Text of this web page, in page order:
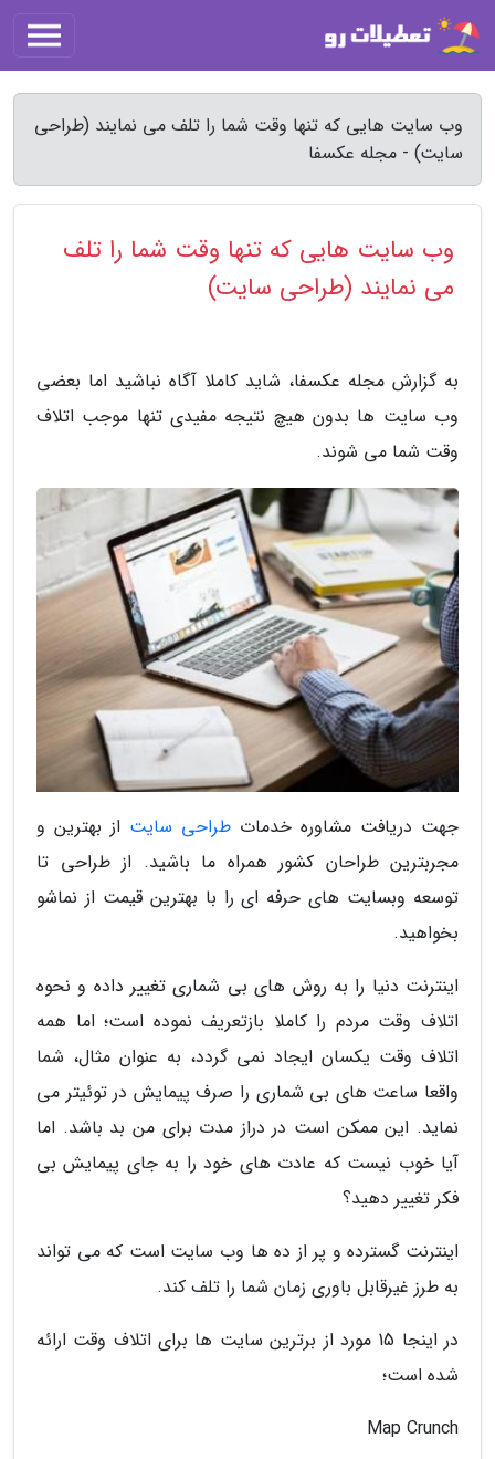
وب سایت هایی که تنها وقت شما را تلف می نمایند (طراحی
سایت) - مجله عکسفا
وب سایت هایی که تنها وقت شما را تلف
می نمایند (طراحی سایت)
به گزارش مجله عکسفا، شاید کاملا آگاه نباشید اما بعضی
وب سایت ها بدون هیچ نتیجه مفیدی تنها موجب اتلاف
وقت شما می شوند.
جهت دریافت مشاوره خدمات طراحی سایت از بهترین و
مجربترین طراحان کشور همراه ما باشید. از طراحی تا
توسعه وبسایت های حرفه ای را با بهترین قیمت از نماشو
بخواهید.
اینترنت دنیا را به روش های بی شماری تغییر داده و نحوه
اتلاف وقت مردم را کاملا بازتعریف نموده است؛ اما همه
اتلاف وقت یکسان ایجاد نمی گردد، به عنوان مثال، شما
واقعا ساعت های بی شماری را صرف پیمایش در توئیتر می
نماید. این ممکن است در دراز مدت برای من بد باشد. اما
آیا خوب نیست که عادت های خود را به جای پیمایش بی
فکر تغییر دهید؟
اینترنت گسترده و پر از ده ها وب سایت است که می تواند
به طرز غیرقابل باوری زمان شما را تلف کند.
در اینجا 15 مورد از برترین سایت ها برای اتلاف وقت ارائه
شده است؛
Map Crunch